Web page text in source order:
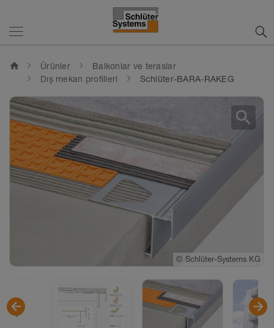
home Ürünler
Balkonlar ve teraslar
Dış mekan profilleri
Schlüter-BARA-RAKEG
© Schlüter-Systems KG
© Schlüter-Systems KG
© Schlüter-Systems KG
© Schlüter-Systems KG
search